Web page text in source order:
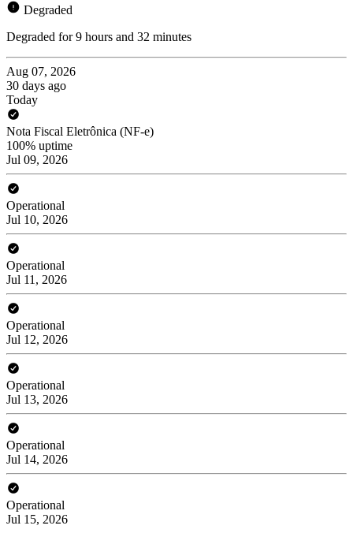
Degraded
Degraded for 9 hours and 32 minutes
Aug 07, 2026
30 days ago
Today
Nota Fiscal Eletrônica (NF-e)
100% uptime
Jul 09, 2026
Operational
Jul 10, 2026
Operational
Jul 11, 2026
Operational
Jul 12, 2026
Operational
Jul 13, 2026
Operational
Jul 14, 2026
Operational
Jul 15, 2026